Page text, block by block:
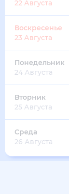
22 Августа
Воскресенье
23 Августа
Понедельник
24 Августа
Вторник
25 Августа
Среда
26 Августа